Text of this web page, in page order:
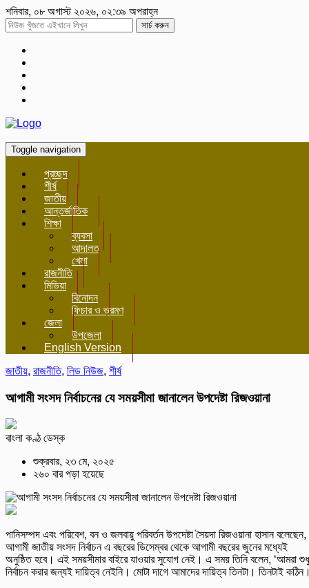
শনিবার, ০৮ অগাস্ট ২০২৬, ০২:৩৯ অপরাহ্ন
সার্চ করুন
Toggle navigation
প্রচ্ছদ
শীর্ষ
জাতীয়
আন্তর্জাতিক
শিক্ষা
ব্যবসা
আদালত
খেলা
রাজনীতি
মিডিয়া
বিনোদন
ফিচার ও ভ্রমণ
জেলা
উপজেলা
English Version
জাতীয়, রাজনীতি, লিড নিউজ, শীর্ষ
আগামী সংসদ নির্বাচনের যে সময়সীমা জানালেন উপদেষ্টা রিজওয়ানা
বাংলা কণ্ঠ ডেস্ক
শুক্রবার, ২৩ মে, ২০২৫
২৬০ বার পড়া হয়েছে
পানিসম্পদ এবং পরিবেশ, বন ও জলবায়ু পরিবর্তন উপদেষ্টা সৈয়দা রিজওয়ানা হাসান বলেছেন,
আগামী জাতীয় সংসদ নির্বাচন এ বছরের ডিসেম্বর থেকে আগামী বছরের জুনের মধ্যেই
অনুষ্ঠিত হবে। এই সময়সীমার বাইরে যাওয়ার সুযোগ নেই। এ সময় তিনি বলেন, ‘আমরা শুধু
নির্বাচন করার জন্যই দায়িত্ব নেইনি। মোটা দাগে আমাদের দায়িত্ব তিনটা। তিনটাই